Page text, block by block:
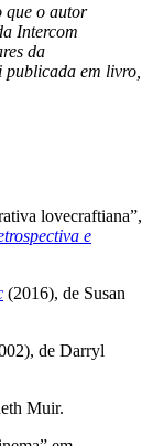
que o autor
Intercom
da
em livro,
lovecraftiana”,
e
(2016), de Susan
de Darryl
Muir.